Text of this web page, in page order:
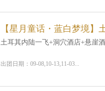
【星月童话・蓝白梦境】
土耳其内陆一飞+洞穴酒店+悬崖
出团日期：09-08,10-13,11-03...